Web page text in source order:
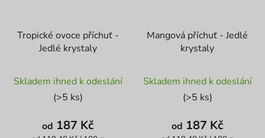
Tropické ovoce příchuť -
Jedlé krystaly
hodnocení
produktu
je
5,0
Skladem ihned k odeslání
(>5 ks)
od 187 Kč
Mangová příchuť - Jedlé
krystaly
hodnocení
produktu
je
3,9
Skladem ihned k odeslání
(>5 ks)
od 187 Kč